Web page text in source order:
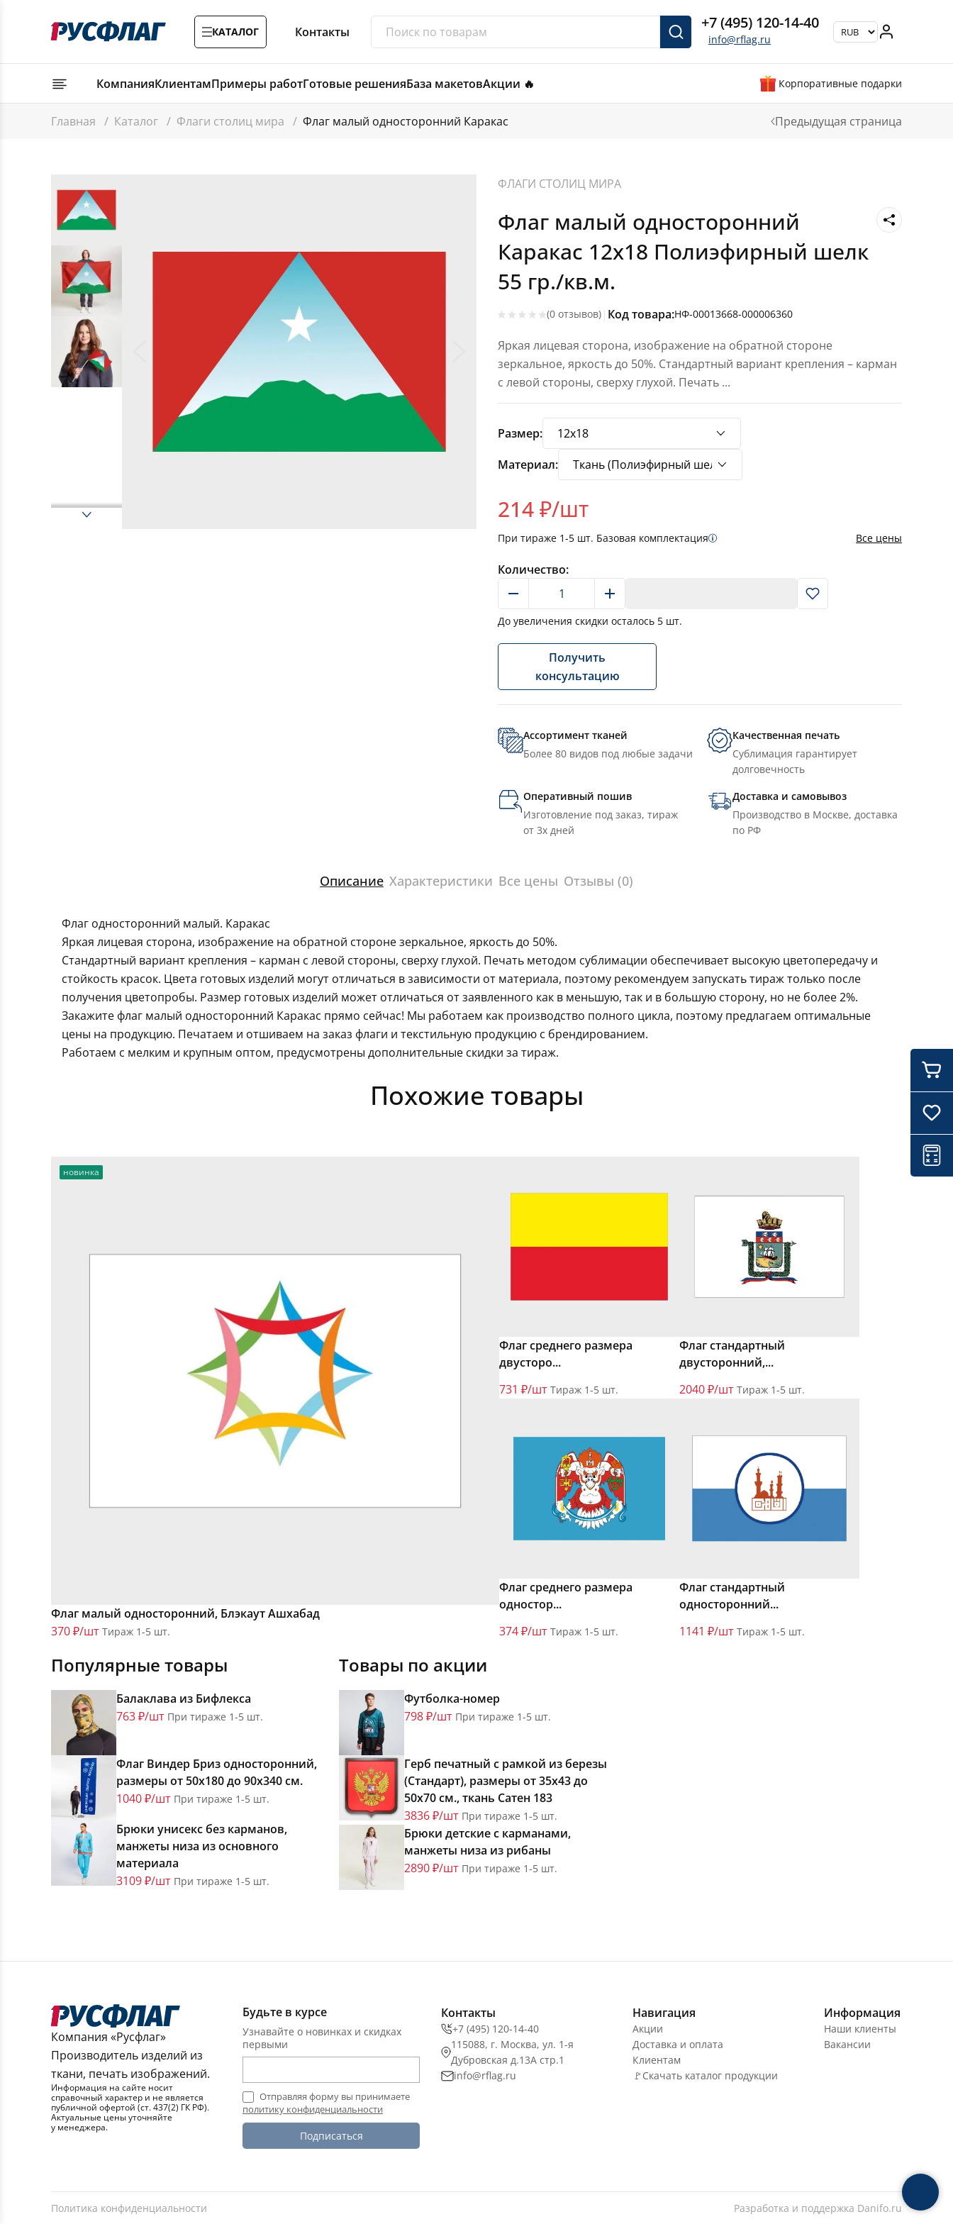
КАТАЛОГ Контакты +7 (495) 120-14-40
info@rflag.ru
КомпанияКлиентамПримеры работГотовые решенияБаза макетовАкции 🔥 Корпоративные подарки
Главная / Каталог / Флаги столиц мира / Флаг малый односторонний Каракас Предыдущая страница
ФЛАГИ СТОЛИЦ МИРА
Флаг малый односторонний
Каракас 12х18 Полиэфирный шелк
55 гр./кв.м.
(0 отзывов) | Код товара:НФ-00013668-000006360
Яркая лицевая сторона, изображение на обратной стороне
зеркальное, яркость до 50%. Стандартный вариант крепления – карман
с левой стороны, сверху глухой. Печать ...
Размер:
Материал:
214₽/шт
При тираже 1-5 шт. Базовая комплектация Все цены
Количество:
До увеличения скидки осталось 5 шт.
Получить
консультацию
Ассортимент тканей
Более 80 видов под любые задачи
Качественная печать
Сублимация гарантирует
долговечность
Оперативный пошив
Изготовление под заказ, тираж
от 3х дней
Доставка и самовывоз
Производство в Москве, доставка
по РФ
Описание Характеристики Все цены Отзывы (0)
Флаг односторонний малый. Каракас
Яркая лицевая сторона, изображение на обратной стороне зеркальное, яркость до 50%.
Стандартный вариант крепления – карман с левой стороны, сверху глухой. Печать методом сублимации обеспечивает высокую цветопередачу и
стойкость красок. Цвета готовых изделий могут отличаться в зависимости от материала, поэтому рекомендуем запускать тираж только после
получения цветопробы. Размер готовых изделий может отличаться от заявленного как в меньшую, так и в большую сторону, но не более 2%.
Закажите флаг малый односторонний Каракас прямо сейчас! Мы работаем как производство полного цикла, поэтому предлагаем оптимальные
цены на продукцию. Печатаем и отшиваем на заказ флаги и текстильную продукцию с брендированием.
Работаем с мелким и крупным оптом, предусмотрены дополнительные скидки за тираж.
Похожие товары
новинка
Флаг малый односторонний, Блэкаут Ашхабад
370 ₽/шт Тираж 1-5 шт.
Флаг среднего размера
двусторо...
731 ₽/шт Тираж 1-5 шт.
Флаг стандартный
двусторонний,...
2040 ₽/шт Тираж 1-5 шт.
Флаг среднего размера
одностор...
374 ₽/шт Тираж 1-5 шт.
Флаг стандартный
односторонний...
1141 ₽/шт Тираж 1-5 шт.
Популярные товары
Балаклава из Бифлекса
763 ₽/шт При тираже 1-5 шт.
Флаг Виндер Бриз односторонний,
размеры от 50х180 до 90х340 см.
1040 ₽/шт При тираже 1-5 шт.
Брюки унисекс без карманов,
манжеты низа из основного
материала
3109 ₽/шт При тираже 1-5 шт.
Товары по акции
Футболка-номер
798 ₽/шт При тираже 1-5 шт.
Герб печатный с рамкой из березы
(Стандарт), размеры от 35х43 до
50х70 см., ткань Сатен 183
3836 ₽/шт При тираже 1-5 шт.
Брюки детские с карманами,
манжеты низа из рибаны
2890 ₽/шт При тираже 1-5 шт.
Компания «Русфлаг»
Производитель изделий из
ткани, печать изображений.
Информация на сайте носит
справочный характер и не является
публичной офертой (ст. 437(2) ГК РФ).
Актуальные цены уточняйте
у менеджера.
Будьте в курсе
Узнавайте о новинках и скидках
первыми
Отправляя форму вы принимаете
политику конфиденциальности
Подписаться
Контакты
+7 (495) 120-14-40
115088, г. Москва, ул. 1-я
Дубровская д.13А стр.1
info@rflag.ru
Навигация
Акции
Доставка и оплата
Клиентам
🚩Скачать каталог продукции
Информация
Наши клиенты
Вакансии
Политика конфиденциальности Разработка и поддержка Danifo.ru